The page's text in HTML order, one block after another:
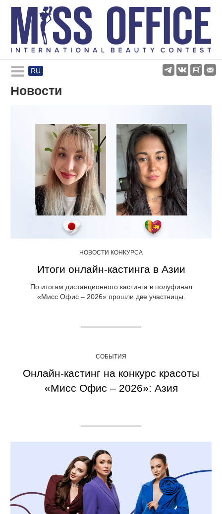
RU
Rules and regulations
Participants
Gallery
Новости
НОВОСТИ КОНКУРСА
Итоги онлайн-кастинга в Азии
По итогам дистанционного кастинга в полуфинал
«Мисс Офис – 2026» прошли две участницы.
СОБЫТИЯ
Онлайн-кастинг на конкурс красоты
«Мисс Офис – 2026»: Азия